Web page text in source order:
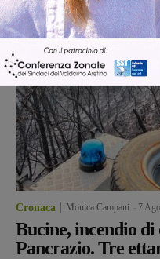
Cronaca Monica Campani 7
Bucine, incendio di
Pancrazio. Tre